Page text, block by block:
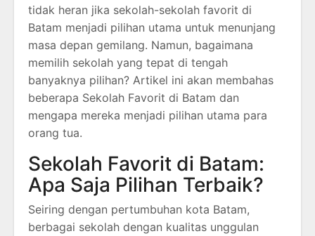
tidak heran jika sekolah-sekolah favorit di
Batam menjadi pilihan utama untuk menunjang
masa depan gemilang. Namun, bagaimana
memilih sekolah yang tepat di tengah
banyaknya pilihan? Artikel ini akan membahas
beberapa Sekolah Favorit di Batam dan
mengapa mereka menjadi pilihan utama para
orang tua.
Sekolah Favorit di Batam:
Apa Saja Pilihan Terbaik?
Seiring dengan pertumbuhan kota Batam,
berbagai sekolah dengan kualitas unggulan